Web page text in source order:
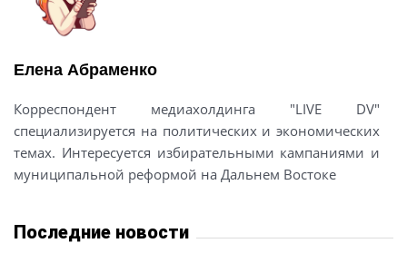
Елена Абраменко
Корреспондент медиахолдинга "LIVE DV"
специализируется на политических и экономических
темах. Интересуется избирательными кампаниями и
муниципальной реформой на Дальнем Востоке
Последние новости